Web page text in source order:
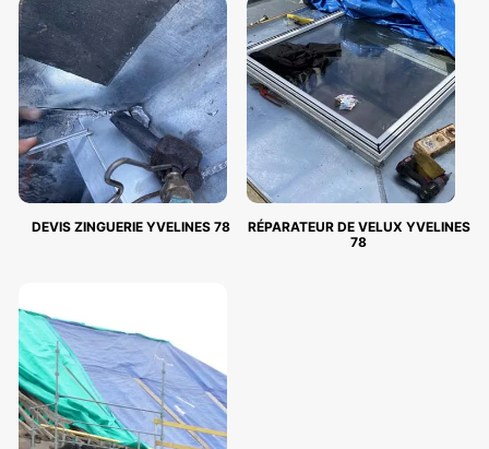
DEVIS ZINGUERIE YVELINES 78
RÉPARATEUR DE VELUX YVELINES
78